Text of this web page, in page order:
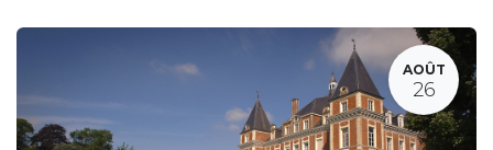
AOÛT
26